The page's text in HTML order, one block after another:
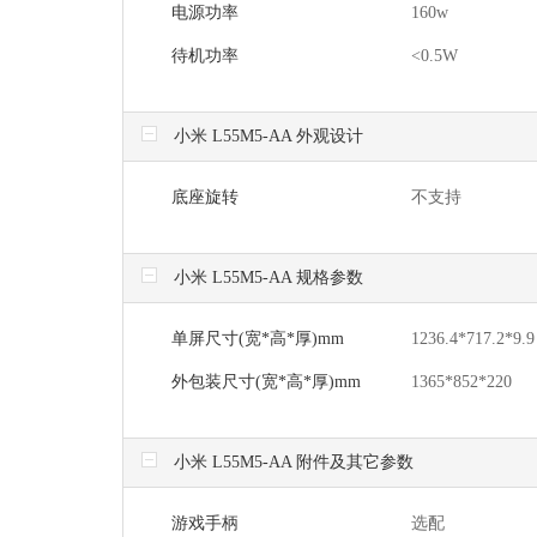
电源功率 160w
待机功率 <0.5W
小米 L55M5-AA 外观设计
底座旋转 不支持
小米 L55M5-AA 规格参数
单屏尺寸(宽*高*厚)mm
外包装尺寸(宽*高*厚)mm 1365*852*220
小米 L55M5-AA 附件及其它参数
游戏手柄 选配